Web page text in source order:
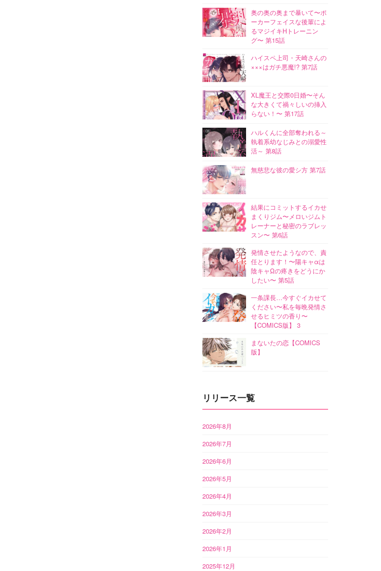
奥の奥の奥まで暴いて〜ポ
ーカーフェイスな後輩によ
るマジイキHトレーニン
グ〜 第15話
ハイスペ上司・天崎さんの
×××はガチ悪魔!? 第7話
XL魔王と交際0日婚〜そん
な大きくて禍々しいの挿入
らない！〜 第17話
ハルくんに全部奪われる～
執着系幼なじみとの溺愛性
活～ 第8話
無慈悲な彼の愛シ方 第7話
結果にコミットするイカせ
まくりジム〜メロいジムト
レーナーと秘密のラブレッ
スン〜 第6話
発情させたようなので、責
任とります！〜陽キャαは
陰キャΩの疼きをどうにか
したい〜 第5話
一条課長…今すぐイカせて
ください〜私を毎晩発情さ
せるヒミツの香り〜
【COMICS版】 3
まないたの恋【COMICS
版】
リリース一覧
2026年8月
2026年7月
2026年6月
2026年5月
2026年4月
2026年3月
2026年2月
2026年1月
2025年12月